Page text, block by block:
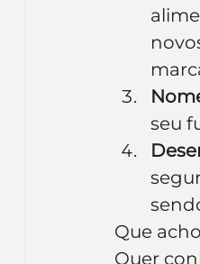
seu
Que
Quer